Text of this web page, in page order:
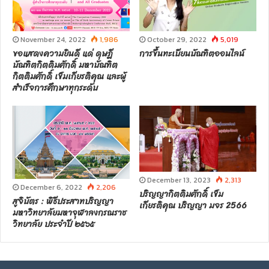
November 24, 2022 1,986
ขอแสดงความยินดี แด่ ดุษฎี
บัณฑิตกิตติมศักดิ์ มหาบัณฑิต
กิตติมศักดิ์ เข็มเกียรติคุณ และผู้
สำเร็จการศึกษาทุกระดับ
October 29, 2022 5,019
การขึ้นทะเบียนบัณฑิตออนไลน์
December 6, 2022 2,206
สูจิบัตร : พิธีประสาทปริญญา
มหาวิทยาลัยมหาจุฬาลงกรณราช
วิทยาลัย ประจำปี ๒๕๖๕
December 13, 2023 2,313
ปริญญากิตติมศักดิ์ เข็ม
เกียรติคุณ ปริญญา มจร 2566